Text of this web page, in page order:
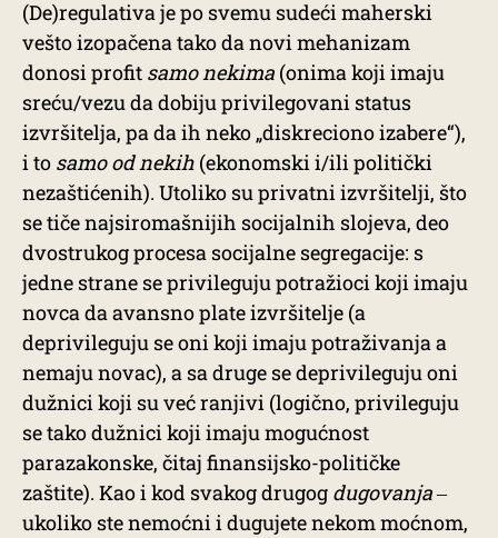
(De)regulativa je po svemu sudeći maherski
vešto izopačena tako da novi mehanizam
donosi profit samo nekima (onima koji imaju
sreću/vezu da dobiju privilegovani status
izvršitelja, pa da ih neko „diskreciono izabere“),
i to samo od nekih (ekonomski i/ili politički
nezaštićenih). Utoliko su privatni izvršitelji, što
se tiče najsiromašnijih socijalnih slojeva, deo
dvostrukog procesa socijalne segregacije: s
jedne strane se privileguju potražioci koji imaju
novca da avansno plate izvršitelje (a
deprivileguju se oni koji imaju potraživanja a
nemaju novac), a sa druge se deprivileguju oni
dužnici koji su već ranjivi (logično, privileguju
se tako dužnici koji imaju mogućnost
parazakonske, čitaj finansijsko-političke
zaštite). Kao i kod svakog drugog dugovanja‒
ukoliko ste nemoćni i dugujete nekom moćnom,